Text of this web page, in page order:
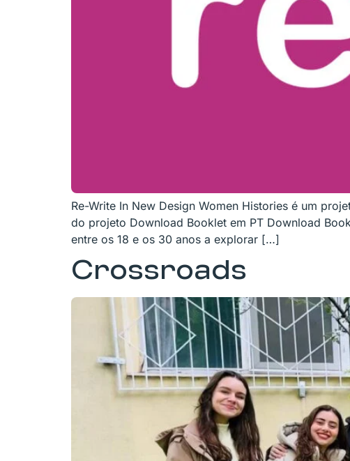
Re-Write In New Design Women Histories é um
do projeto Download Booklet em PT Download
entre os 18 e os 30 anos a explorar […]
Crossroads